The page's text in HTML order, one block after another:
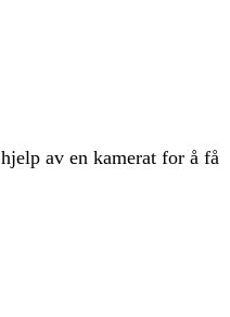
av en kamerat for å få